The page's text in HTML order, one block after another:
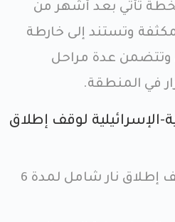
تأتي بعد أشهر من
وتستند إلى خارطة
وتتضمن عدة مراحل
في المنطقة.
الإسرائيلية لوقف إطلاق
وقف إطلاق نار شامل لمدة 6